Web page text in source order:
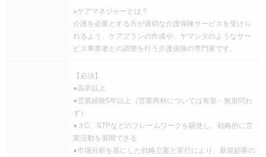
※ケアマネジャーとは？
介護を必要とする方が適切な介護保険サービスを受けら
れるよう、ケアプランの作成や、ヤマシタのようなサー
ビス事業者との調整を行う介護保険の専門家です。
【必須】
●高卒以上
●営業経験5年以上（営業商材については有形・無形問わ
ず）
●３C、STPなどのフレームワークを駆使し、戦略的に営
業活動を展開できる
●市場分析を基にした戦略立案と実行により、新規顧客の